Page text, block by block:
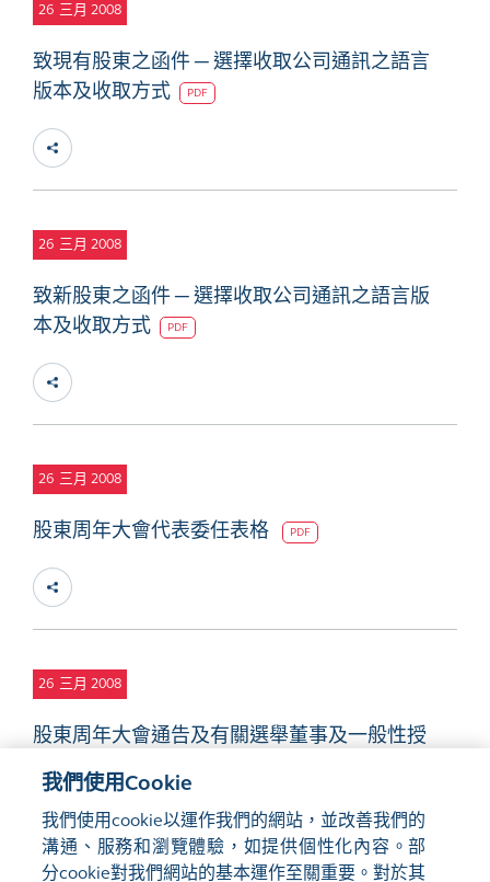
26 三月 2008
致現有股東之函件 ─ 選擇收取公司通訊之語言
版本及收取方式
PDF
26 三月 2008
致新股東之函件 ─ 選擇收取公司通訊之語言版
本及收取方式
PDF
26 三月 2008
股東周年大會代表委任表格 PDF
26 三月 2008
股東周年大會通告及有關選舉董事及一般性授
權購回股份的建議
我們使用Cookie
我們使用cookie以運作我們的網站，並改善我們的
溝通、服務和瀏覽體驗，如提供個性化內容。部
分cookie對我們網站的基本運作至關重要。對於其